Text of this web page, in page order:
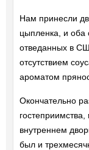
Нам принесли
цыпленка, и оба
отведанных в
отсутствием
ароматом
Окончательно
внутреннем
был и